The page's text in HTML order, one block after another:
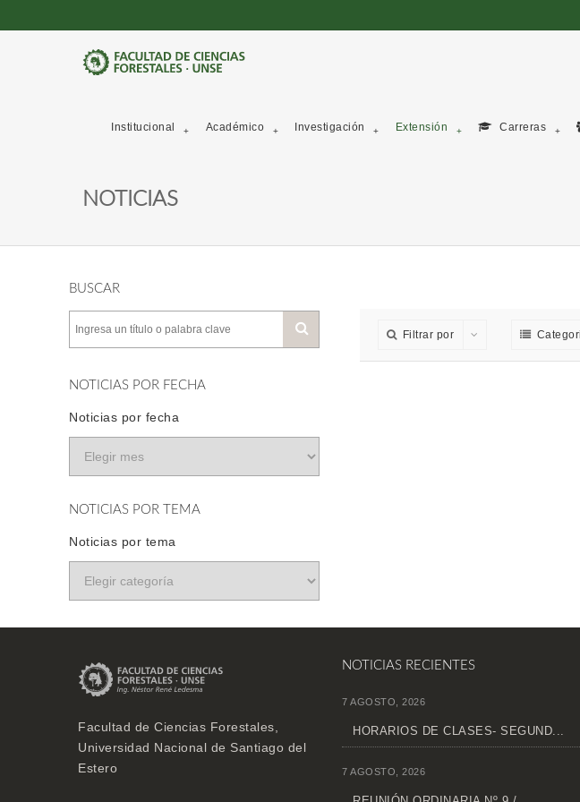
Institucional Académico Investigación Extensión Carreras
NOTICIAS
BUSCAR
NOTICIAS POR FECHA
Noticias por fecha
NOTICIAS POR TEMA
Noticias por tema
Filtrar por
Facultad de Ciencias Forestales,
Universidad Nacional de Santiago del
Estero
NOTICIAS RECIENTES
7 AGOSTO, 2026
HORARIOS DE CLASES- SEGUND...
7 AGOSTO, 2026